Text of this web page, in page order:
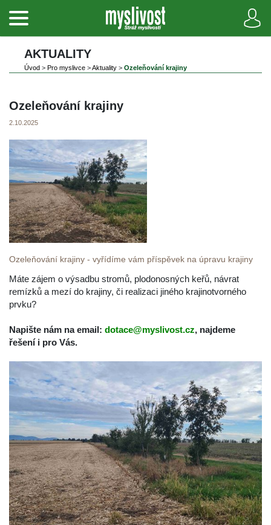
AKTUALITY
Úvod > Pro myslivce >Aktuality > Ozeleňování krajiny
Ozeleňování krajiny
2.10.2025
Ozeleňování krajiny - vyřídíme vám příspěvek na úpravu krajiny
Máte zájem o výsadbu stromů, plodonosných keřů, návrat
remízků a mezí do krajiny, či realizaci jiného krajinotvorného
prvku?
Napište nám na email: dotace@myslivost.cz, najdeme
řešení i pro Vás.